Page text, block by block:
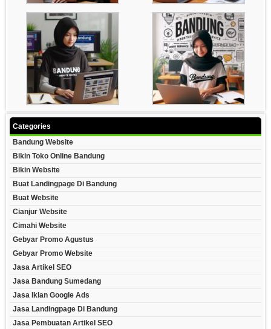
Categories
Bandung Website
Bikin Toko Online Bandung
Bikin Website
Buat Landingpage Di Bandung
Buat Website
Cianjur Website
Cimahi Website
Gebyar Promo Agustus
Gebyar Promo Website
Jasa Artikel SEO
Jasa Bandung Sumedang
Jasa Iklan Google Ads
Jasa Landingpage Di Bandung
Jasa Pembuatan Artikel SEO